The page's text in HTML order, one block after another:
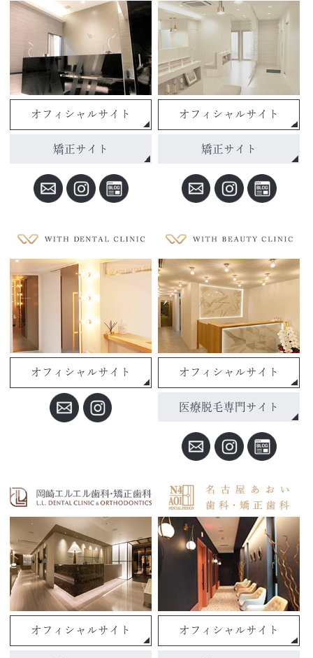
オフィシャルサイト
矯正サイト
オフィシャルサイト
矯正サイト
オフィシャルサイト オフィシャルサイト
医療脱毛専門サイト
オフィシャルサイト オフィシャルサイト